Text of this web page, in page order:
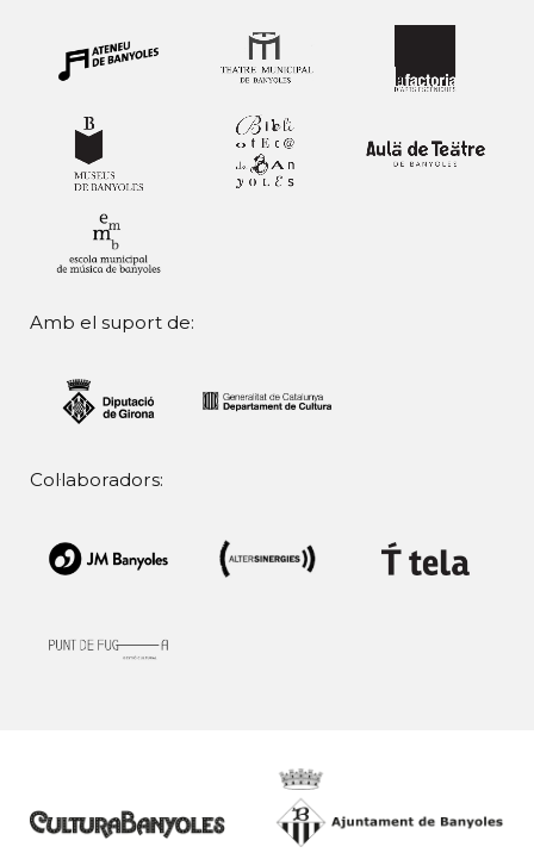
Amb el suport de:
Col·laboradors: